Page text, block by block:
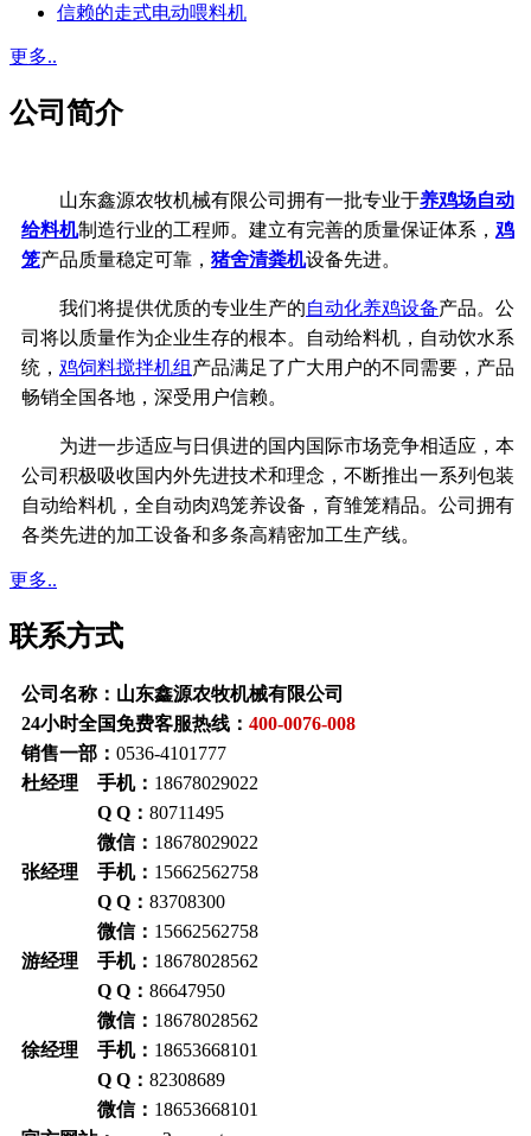
信赖的走式电动喂料机
更多..
公司简介
山东鑫源农牧机械有限公司拥有一批专业于养鸡场自动
给料机制造行业的工程师。建立有完善的质量保证体系， 鸡
笼产品质量稳定可靠， 猪舍清粪机设备先进。
我们将提供优质的专业生产的自动化养鸡设备产品。公
司将以质量作为企业生存的根本。自动给料机，自动饮水系
统， 鸡饲料搅拌机组 产品满足了广大用户的不同需要，产品
畅销全国各地，深受用户信赖。
为进一步适应与日俱进的国内国际市场竞争相适应，本
公司积极吸收国内外先进技术和理念，不断推出一系列包装
自动给料机，全自动肉鸡笼养设备，育雏笼精品。公司拥有
各类先进的加工设备和多条高精密加工生产线。
更多..
联系方式
公司名称：山东鑫源农牧机械有限公司
24小时全国免费客服热线： 400-0076-008
销售一部： 0536-4101777
杜经理 手机： 18678029022
Q Q： 80711495
微信： 18678029022
张经理 手机： 15662562758
Q Q： 83708300
微信： 15662562758
游经理 手机： 18678028562
Q Q： 86647950
微信： 18678028562
徐经理 手机： 18653668101
Q Q： 82308689
微信： 18653668101